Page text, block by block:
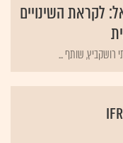
לקראת השינויים
רושקביץ, שותף ...